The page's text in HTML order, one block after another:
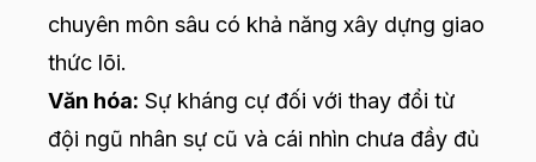
chuyên môn sâu có khả năng xây dựng giao
thức lõi.
Văn hóa: Sự kháng cự đối với thay đổi từ
đội ngũ nhân sự cũ và cái nhìn chưa đầy đủ